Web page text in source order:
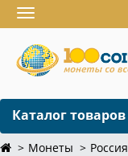
Toggle
navigation
Каталог товаров
Монеты Россия